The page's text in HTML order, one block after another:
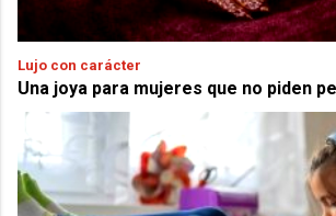
Lujo con carácter
Una joya para mujeres que no piden